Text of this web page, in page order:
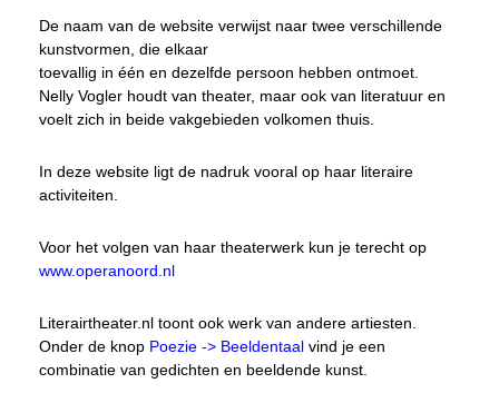
De naam van de website verwijst naar twee verschillende
kunstvormen, die elkaar
toevallig in één en dezelfde persoon hebben ontmoet.
Nelly Vogler houdt van theater, maar ook van literatuur en
voelt zich in beide vakgebieden volkomen thuis.
In deze website ligt de nadruk vooral op haar literaire
activiteiten.
Voor het volgen van haar theaterwerk kun je terecht op
www.operanoord.nl
Literairtheater.nl toont ook werk van andere artiesten.
Onder de knop Poezie -> Beeldentaal vind je een
combinatie van gedichten en beeldende kunst.